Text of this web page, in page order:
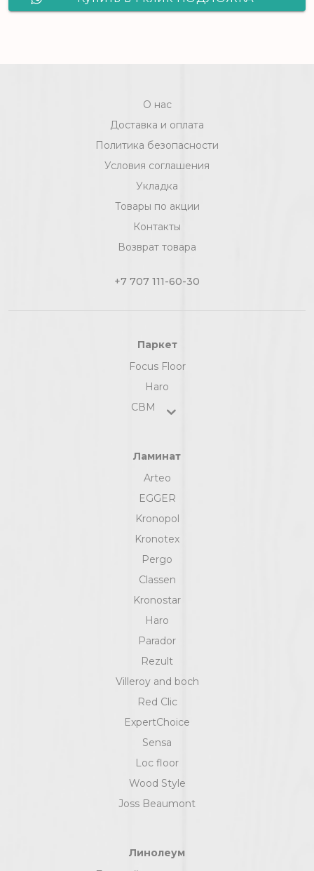
О нас
Доставка и оплата
Политика безопасности
Условия соглашения
Укладка
Товары по акции
Контакты
Возврат товара
+7 707 111-60-30
Паркет
Focus Floor
Haro
СВМ
Ламинат
Arteo
EGGER
Kronopol
Kronotex
Pergo
Classen
Kronostar
Haro
Parador
Rezult
Villeroy and boch
Red Clic
ExpertChoice
Sensa
Loc floor
Wood Style
Joss Beaumont
Линолеум